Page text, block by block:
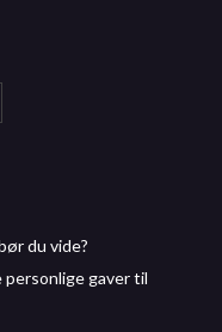
du vide?
gaver til